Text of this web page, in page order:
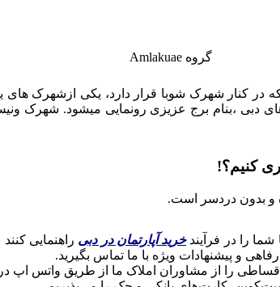
گروه Amlakuae
در کنار شهرک شوبا قرار دارد، یکی ازشهرک
دارد، و سال 2024 یکی از بلندترین برج های دبی ،بنام برج
و بدون دردسر است.
را در فرآیندخرید آپارتمان در دبی راهنمایی
و پیشنهادات ویژه با ما تماس بگیرید.
را از مشاوران املاک ما از طریق واتس اپ